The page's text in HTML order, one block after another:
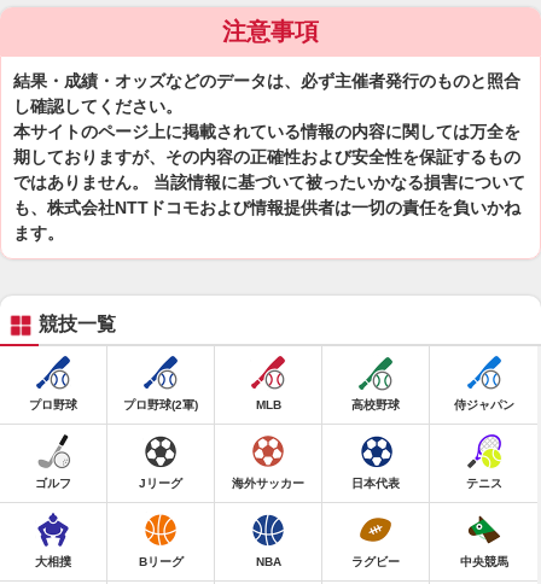
注意事項
結果・成績・オッズなどのデータは、必ず主催者発行のものと照合
し確認してください。
本サイトのページ上に掲載されている情報の内容に関しては万全を
期しておりますが、その内容の正確性および安全性を保証するもの
ではありません。 当該情報に基づいて被ったいかなる損害について
も、株式会社NTTドコモおよび情報提供者は一切の責任を負いかね
ます。
競技一覧
プロ野球 プロ野球(2軍) MLB 高校野球 侍ジャパン
ゴルフ Jリーグ 海外サッカー 日本代表 テニス
大相撲 Bリーグ NBA ラグビー 中央競馬